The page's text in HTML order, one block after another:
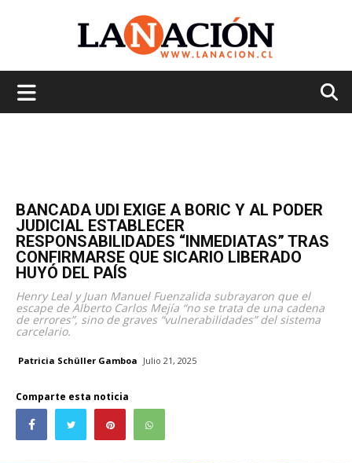
BANCADA UDI EXIGE A BORIC Y AL PODER
JUDICIAL ESTABLECER
RESPONSABILIDADES “INMEDIATAS” TRAS
CONFIRMARSE QUE SICARIO LIBERADO
HUYÓ DEL PAÍS
Henry Leal y Juan Manuel Fuenzalida subrayaron que el
escape de Alberto Carlos Mejía “no se trata de una cadena
de errores”, sino de graves “vulnerabilidades” del sistema
carcelario.
Patricia Schüller Gamboa Julio 21, 2025
Comparte esta noticia